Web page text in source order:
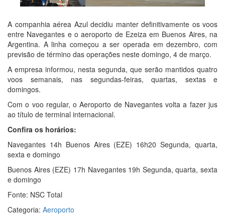
A companhia aérea Azul decidiu manter definitivamente os voos
entre Navegantes e o aeroporto de Ezeiza em Buenos Aires, na
Argentina. A linha começou a ser operada em dezembro, com
previsão de término das operações neste domingo, 4 de março.
A empresa informou, nesta segunda, que serão mantidos quatro
voos semanais, nas segundas-feiras, quartas, sextas e
domingos.
Com o voo regular, o Aeroporto de Navegantes volta a fazer jus
ao título de terminal internacional.
Confira os horários:
Navegantes 14h Buenos Aires (EZE) 16h20 Segunda, quarta,
sexta e domingo
Buenos Aires (EZE) 17h Navegantes 19h Segunda, quarta, sexta
e domingo
Fonte: NSC Total
Categoria: Aeroporto